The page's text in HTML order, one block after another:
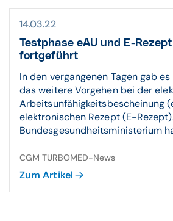
14.03.22
Testphase eAU und E-
fortgeführt
In den vergangenen Tagen gab
das weitere Vorgehen bei der
Arbeitsunfähigkeitsbescheinung
elektronischen Rezept (E-
Bundesgesundheitsministerium
CGM TURBOMED-News
Zum Artikel